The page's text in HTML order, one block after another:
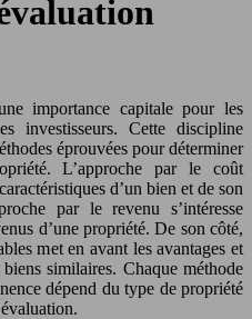
importance capitale pour les
investisseurs. Cette discipline
éprouvées pour déterminer
L’approche par le coût
d’un bien et de son
par le revenu s’intéresse
d’une propriété. De son côté,
met en avant les avantages et
similaires. Chaque méthode
dépend du type de propriété